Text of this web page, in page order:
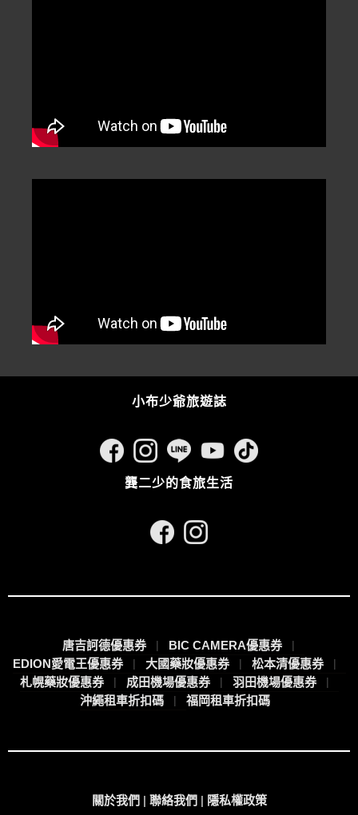
小布少爺旅遊誌
龔二少的食旅生活
唐吉訶德優惠券
BIC CAMERA優惠券
EDION愛電王優惠券
大國藥妝優惠券
松本清優惠券
札幌藥妝優惠券
成田機場優惠券
羽田機場優惠券
沖繩租車折扣碼
福岡租車折扣碼
關於我們 | 聯絡我們 | 隱私權政策